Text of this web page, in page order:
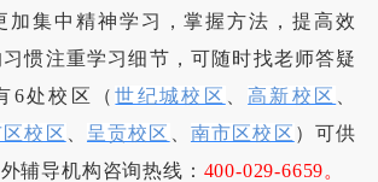
加集中精神学习，掌握方法，提高效
惯注重学习细节，可随时找老师答疑
6处校区（世纪城校区 、高新校区
校区 呈贡校区 南市区校区 ）可供
辅导机构咨询热线： 400-029-6659。